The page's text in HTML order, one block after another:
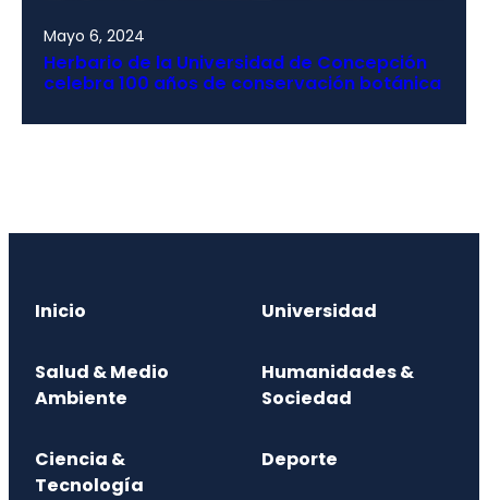
Mayo 6, 2024
Herbario de la Universidad de Concepción
celebra 100 años de conservación botánica
Inicio Universidad
Salud & Medio
Ambiente
Humanidades &
Sociedad
Ciencia &
Tecnología
Deporte